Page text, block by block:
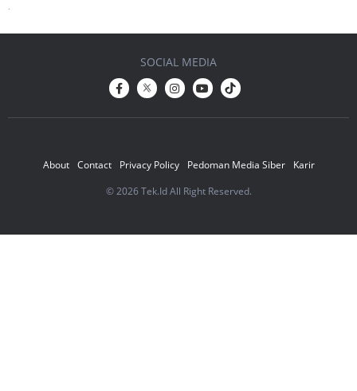
About Contact Privacy Policy Pedoman Media Siber
Karir
© 2026 Tek.Id All Right Reserved.
SOCIAL MEDIA